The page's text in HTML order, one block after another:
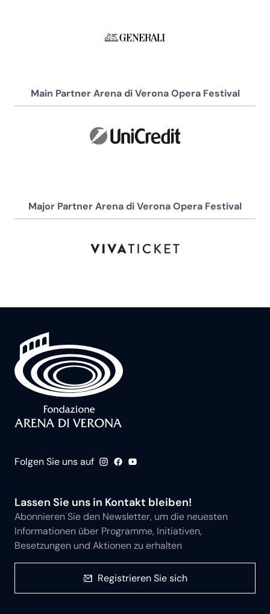
Main Partner Arena di Verona Opera Festival
Major Partner Arena di Verona Opera Festival
Folgen Sie uns auf
Lassen Sie uns in Kontakt bleiben!
Abonnieren Sie den Newsletter, um die neuesten
Informationen über Programme, Initiativen,
Besetzungen und Aktionen zu erhalten
Registrieren Sie sich